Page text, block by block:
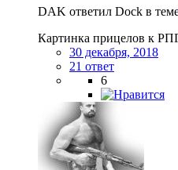
DAK ответил Dock в
Картинка прицелов к
30 декабря, 2018
21 ответ
6